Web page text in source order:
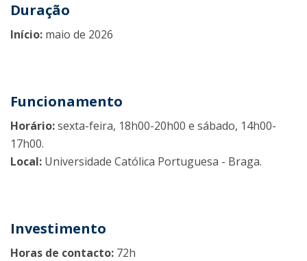
Duração
Início: maio de 2026
Funcionamento
Horário:sexta-feira, 18h00-20h00 e sábado, 14h00-
17h00.
Local: Universidade Católica Portuguesa - Braga.
Investimento
Horas de contacto: 72h